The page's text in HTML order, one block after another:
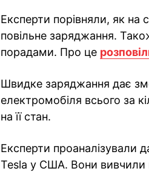
Експерти порівняли, як на
повільне заряджання.
порадами. Про це
Швидке заряджання дає
електромобіля всього за
на її стан.
Експерти проаналізували
Tesla у США. Вони вивчили